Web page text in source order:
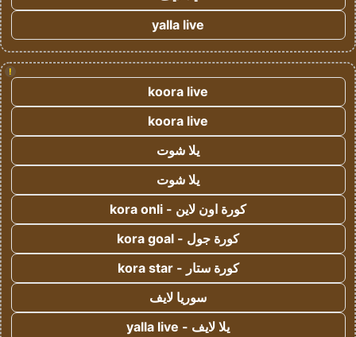
yalla live
!
koora live
koora live
يلا شوت
يلا شوت
كورة اون لاين - kora onli
كورة جول - kora goal
كورة ستار - kora star
سوريا لايف
يلا لايف - yalla live